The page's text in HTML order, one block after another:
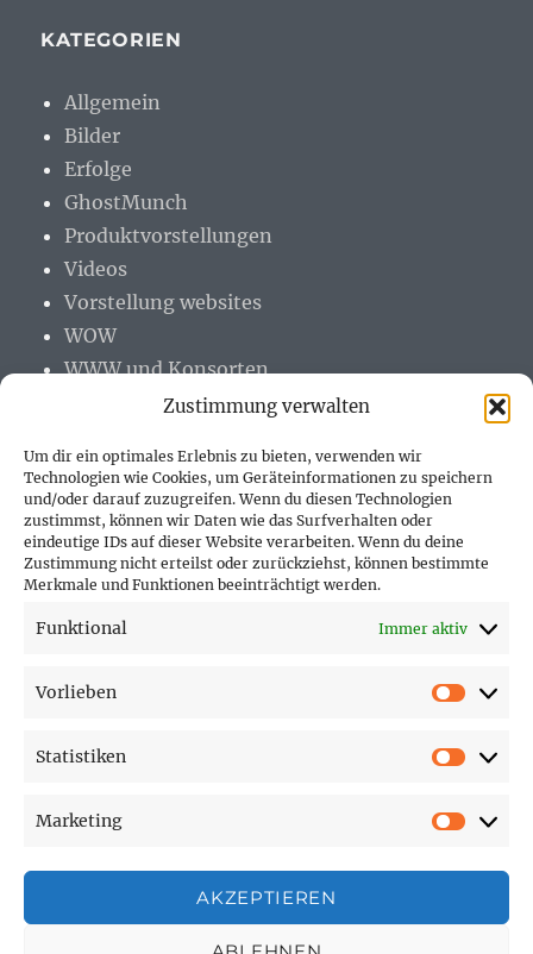
Zustimmung verwalten
Um dir ein optimales Erlebnis zu bieten, verwenden wir
Technologien wie Cookies, um Geräteinformationen zu speichern
und/oder darauf zuzugreifen. Wenn du diesen Technologien
zustimmst, können wir Daten wie das Surfverhalten oder
eindeutige IDs auf dieser Website verarbeiten. Wenn du deine
Zustimmung nicht erteilst oder zurückziehst, können bestimmte
Merkmale und Funktionen beeinträchtigt werden.
Funktional Immer aktiv
Vorlieben
Statistiken
Marketing
AKZEPTIEREN
KATEGORIEN
Allgemein
Bilder
Erfolge
GhostMunch
Produktvorstellungen
Videos
Vorstellung websites
WOW
WWW und Konsorten
PARTNER (LINKS)
Hofer Technik GmbH
Sonne und Erde
SEITEN
Affiliate Disclosure
Datenschutzerklärung
Impressum